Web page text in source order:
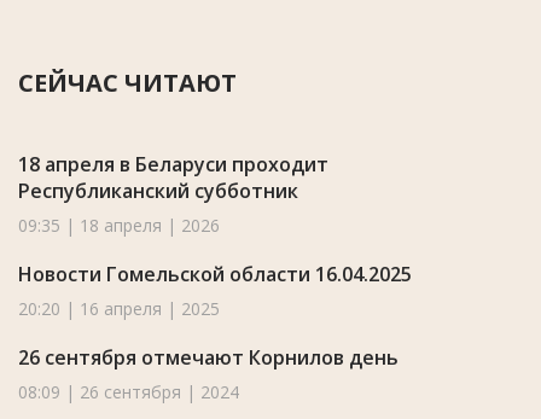
СЕЙЧАС ЧИТАЮТ
18 апреля в Беларуси проходит
Республиканский субботник
09:35 | 18 апреля | 2026
Новости Гомельской области 16.04.2025
20:20 | 16 апреля | 2025
26 сентября отмечают Корнилов день
08:09 | 26 сентября | 2024